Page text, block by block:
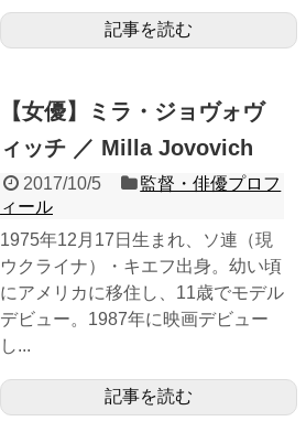
記事を読む
【女優】ミラ・ジョヴォヴ
ィッチ ／ Milla Jovovich
2017/10/5
監督・俳優プロフ
ィール
1975年12月17日生まれ、ソ連（現
ウクライナ）・キエフ出身。幼い頃
にアメリカに移住し、11歳でモデル
デビュー。1987年に映画デビュー
し...
記事を読む